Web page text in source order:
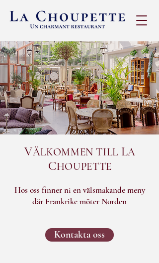
VÄLKOMMEN TILL LA
CHOUPETTE
Hos oss finner ni en välsmakande meny
där Frankrike möter Norden
Kontakta oss